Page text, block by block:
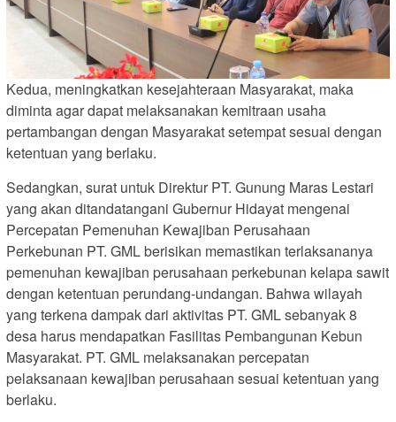
Kedua, meningkatkan kesejahteraan Masyarakat, maka
diminta agar dapat melaksanakan kemitraan usaha
pertambangan dengan Masyarakat setempat sesuai dengan
ketentuan yang berlaku.
Sedangkan, surat untuk Direktur PT. Gunung Maras Lestari
yang akan ditandatangani Gubernur Hidayat mengenai
Percepatan Pemenuhan Kewajiban Perusahaan
Perkebunan PT. GML berisikan memastikan terlaksananya
pemenuhan kewajiban perusahaan perkebunan kelapa sawit
dengan ketentuan perundang-undangan. Bahwa wilayah
yang terkena dampak dari aktivitas PT. GML sebanyak 8
desa harus mendapatkan Fasilitas Pembangunan Kebun
Masyarakat. PT. GML melaksanakan percepatan
pelaksanaan kewajiban perusahaan sesuai ketentuan yang
berlaku.